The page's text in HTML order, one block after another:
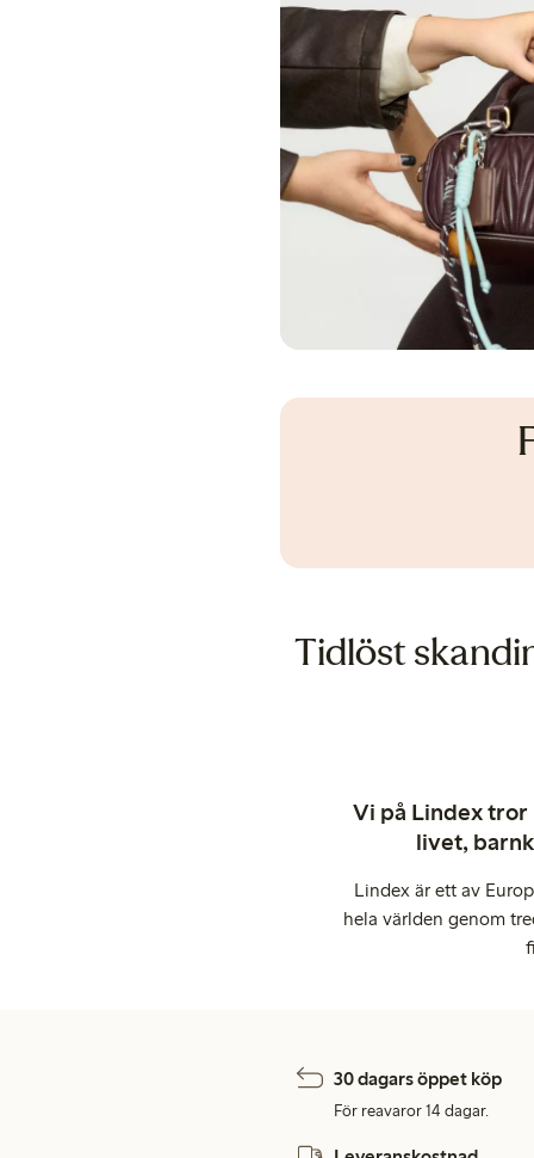
Tidlöst
Vi på Lindex tror
livet,
Lindex är ett av
hela världen genom
30 dagars öppet köp
För reavaror 14 dagar.